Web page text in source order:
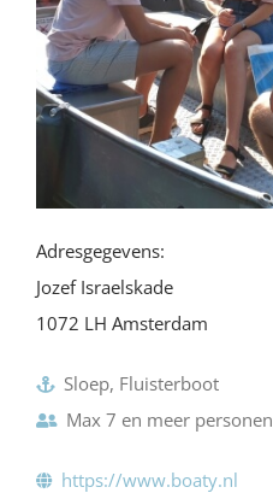
Adresgegevens:
Jozef Israelskade
1072 LH Amsterdam
Sloep, Fluisterboot
Max 7 en meer personen
https://www.boaty.nl